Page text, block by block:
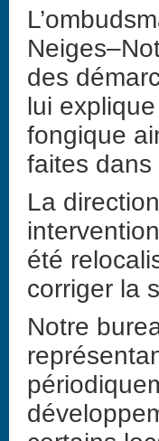
des
lui
fongique
faites dans
La
été
corriger la
Notre